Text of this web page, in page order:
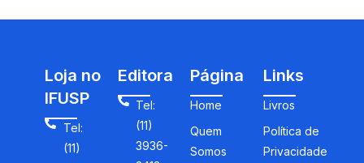
Loja no
IFUSP
Tel:
(11)
Editora
Tel:
(11)
3936-
Página
Home
Quem
Somos
Links
Livros
Política de
Privacidade